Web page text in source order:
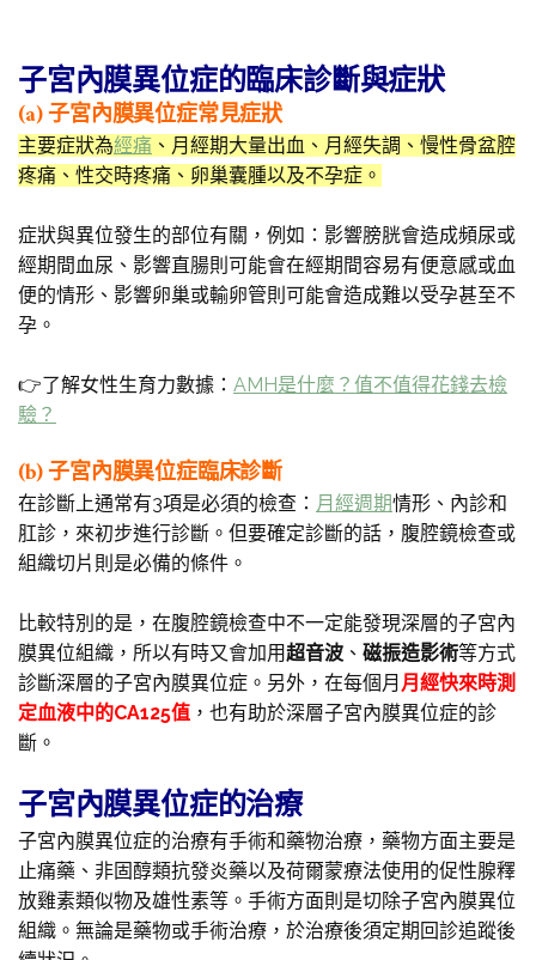
子宮內膜異位症的臨床診斷與症狀
(a) 子宮內膜異位症常見症狀
主要症狀為經痛 、月經期大量出血、月經失調、慢性骨盆腔
疼痛、性交時疼痛、卵巢囊腫以及不孕症。
症狀與異位發生的部位有關，例如：影響膀胱會造成頻尿或
經期間血尿、影響直腸則可能會在經期間容易有便意感或血
便的情形、影響卵巢或輸卵管則可能會造成難以受孕甚至不
孕。
👉了解女性生育力數據： AMH是什麼？值不值得花錢去檢
驗？
(b) 子宮內膜異位症臨床診斷
在診斷上通常有3項是必須的檢查： 月經週期情形、內診和
肛診，來初步進行診斷。但要確定診斷的話，腹腔鏡檢查或
組織切片則是必備的條件。
比較特別的是，在腹腔鏡檢查中不一定能發現深層的子宮內
膜異位組織，所以有時又會加用超音波 、 磁振造影術等方式
診斷深層的子宮內膜異位症。另外，在每個月 月經快來時測
定血液中的CA125值 ，也有助於深層子宮內膜異位症的診
斷。
子宮內膜異位症的治療
子宮內膜異位症的治療有手術和藥物治療，藥物方面主要是
止痛藥、非固醇類抗發炎藥以及荷爾蒙療法使用的促性腺釋
放雞素類似物及雄性素等。手術方面則是切除子宮內膜異位
組織。無論是藥物或手術治療，於治療後須定期回診追蹤後